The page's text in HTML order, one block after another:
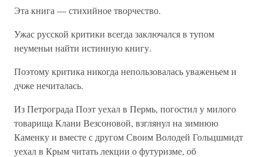
Эта книга — стихийное творчество.
Ужас русской критики всегда заключался в тупом
неуменьи найти истинную книгу.
Поэтому критика никогда непользовалась уваженьем и
дчже нечиталась.
Из Петрограда Поэт уехал в Пермь, погостил у милого
товарища Клани Везсоновой, взглянул на зимнюю
Каменку и вместе с другом Своим Володей Гольцшмидт
уехал в Крым читать лекции о футуризме, об